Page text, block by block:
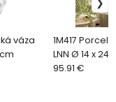
váza
1M417
LNN Ø 14 x 24
95.91 €